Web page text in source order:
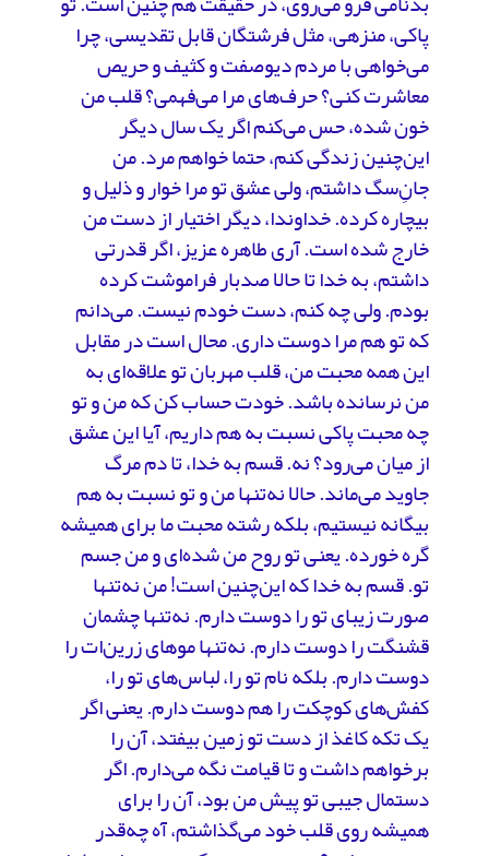
پاکی، منزهی، مثل فرشتگان قابل تقدیسی، چرا
می‌خواهی با مردم دیوصفت و کثیف و حریص
معاشرت کنی؟ حرف‌های مرا می‌فهمی؟ قلب من
خون شده، حس می‌کنم اگر یک سال دیگر
این‌چنین زندگی کنم، حتما خواهم مرد. من
جانِ‌سگ داشتم، ولی عشق تو مرا خوار و ذلیل و
بیچاره کرده. خداوندا، دیگر اختیار از دست من
خارج شده است. آری طاهره عزیز، اگر قدرتی
داشتم، به خدا تا حالا صدبار فراموشت کرده
بودم. ولی چه کنم، دست خودم نیست. می‌دانم
که تو هم مرا دوست داری. محال است در مقابل
این همه محبت من، قلب مهربان تو علاقه‌ای به
من نرسانده باشد. خودت حساب کن که من و تو
چه محبت پاکی نسبت به هم داریم، آیا این عشق
از میان می‌رود؟ نه. قسم به خدا، تا دم مرگ
جاوید می‌ماند. حالا نه‌تنها من و تو نسبت به هم
بیگانه نیستیم، بلکه رشته محبت ما برای همیشه
گره خورده. یعنی تو روح من شده‌ای و من جسم
تو. قسم به خدا که این‌چنین است! من نه‌تنها
صورت زیبای تو را دوست دارم. نه‌تنها چشمان
قشنگت را دوست دارم. نه‌تنها موهای زرین‌ات را
دوست دارم. بلکه نام تو را، لباس‌های تو را،
کفش‌های کوچکت را هم دوست دارم. یعنی اگر
یک تکه کاغذ از دست تو زمین بیفتد، آن را
برخواهم داشت و تا قیامت نگه می‌دارم. اگر
دستمال جیبی تو پیش من بود، آن را برای
همیشه روی قلب خود می‌گذاشتم، آه چه‌قدر